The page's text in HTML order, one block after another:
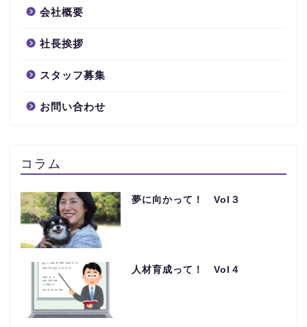
会社概要
社長挨拶
スタッフ募集
お問い合わせ
コラム
夢に向かって！ Vol３
人材育成って！ Vol４